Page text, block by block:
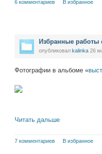
6 комментариев В избранное
Избранные работы
опубликовал kalinka 26
Фотографии в альбоме «
Читать дальше
7 комментариев В избранное